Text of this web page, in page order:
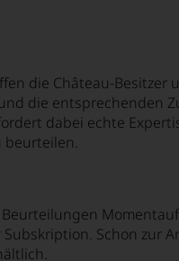
die Château-Besitzer
die entsprechenden
dabei echte
beurteilen.
Schon zur